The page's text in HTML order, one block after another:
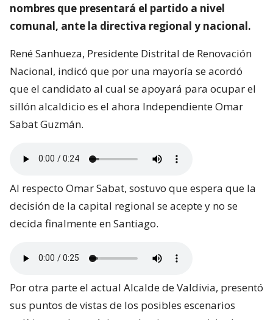
nombres que presentará el partido a nivel
comunal, ante la directiva regional y nacional.
René Sanhueza, Presidente Distrital de Renovación
Nacional, indicó que por una mayoría se acordó
que el candidato al cual se apoyará para ocupar el
sillón alcaldicio es el ahora Independiente Omar
Sabat Guzmán.
Al respecto Omar Sabat, sostuvo que espera que la
decisión de la capital regional se acepte y no se
decida finalmente en Santiago.
Por otra parte el actual Alcalde de Valdivia, presentó
sus puntos de vistas de los posibles escenarios